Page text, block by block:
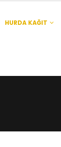
HURDA KAĞIT